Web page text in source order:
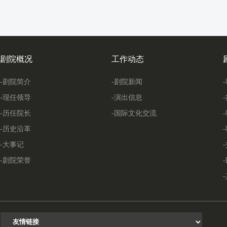
剧院概况
-剧院简介
-现任领导
-历任院长
-历史沿革
-大事记
-剧院荣誉
工作动态
-剧院新闻
-演出信息
-国际文化交流
-
-
-
-
-
-
-